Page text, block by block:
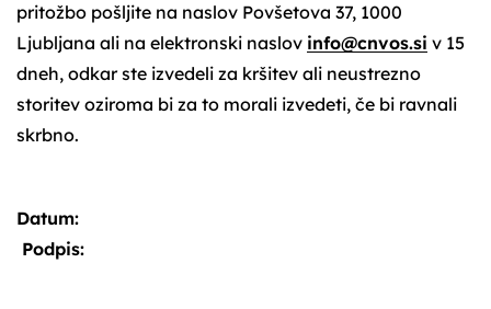
pritožbo pošljite na naslov Povšetova 37, 1000
Ljubljana ali na elektronski naslov info@cnvos.si v 15
dneh, odkar ste izvedeli za kršitev ali neustrezno
storitev oziroma bi za to morali izvedeti, če bi ravnali
skrbno.
Datum:
Podpis: